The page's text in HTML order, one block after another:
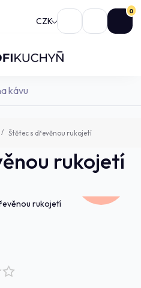
CZK
0
Štětec s dřevěnou rukojetí
rukojetí
243,0 Kč